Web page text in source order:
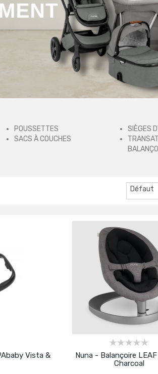
POUSSETTES
SACS À COUCHES
SIÈGES
Défaut
Vista &
Nuna - Balançoire
Charcoal